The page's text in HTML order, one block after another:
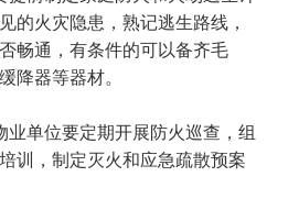
的火灾隐患，熟记逃生路线，
畅通，有条件的可以备齐毛
降器等器材。
单位要定期开展防火巡查，组
训，制定灭火和应急疏散预案